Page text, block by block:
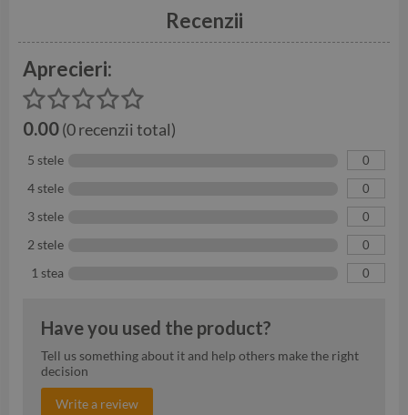
Recenzii
Aprecieri:
0.00(0 recenzii total)
5 stele 0
4 stele 0
3 stele 0
2 stele 0
1 stea 0
Have you used the product?
Tell us something about it and help others make the right
decision
Write a review